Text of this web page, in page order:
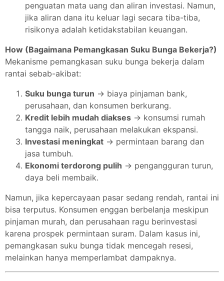
penguatan mata uang dan aliran investasi. Namun,
jika aliran dana itu keluar lagi secara tiba-tiba,
risikonya adalah ketidakstabilan keuangan.
How (Bagaimana Pemangkasan Suku Bunga Bekerja?)
Mekanisme pemangkasan suku bunga bekerja dalam
rantai sebab-akibat:
Suku bunga turun → biaya pinjaman bank,
perusahaan, dan konsumen berkurang.
Kredit lebih mudah diakses → konsumsi rumah
tangga naik, perusahaan melakukan ekspansi.
Investasi meningkat → permintaan barang dan
jasa tumbuh.
Ekonomi terdorong pulih → pengangguran turun,
daya beli membaik.
Namun, jika kepercayaan pasar sedang rendah, rantai ini
bisa terputus. Konsumen enggan berbelanja meskipun
pinjaman murah, dan perusahaan ragu berinvestasi
karena prospek permintaan suram. Dalam kasus ini,
pemangkasan suku bunga tidak mencegah resesi,
melainkan hanya memperlambat dampaknya.